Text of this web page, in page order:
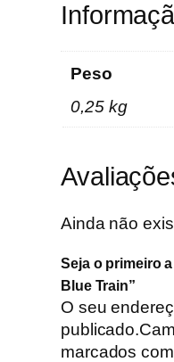
Peso
0,25 kg
Ainda não
Seja o primeiro
Blue Train”
O seu
publicado.
marcados com